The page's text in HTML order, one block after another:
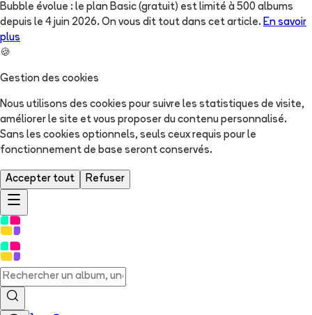
Bubble évolue : le plan Basic (gratuit) est limité à 500 albums
depuis le 4 juin 2026. On vous dit tout dans cet article. En savoir
plus
🍪
Gestion des cookies
Nous utilisons des cookies pour suivre les statistiques de visite,
améliorer le site et vous proposer du contenu personnalisé.
Sans les cookies optionnels, seuls ceux requis pour le
fonctionnement de base seront conservés.
Accepter tout Refuser